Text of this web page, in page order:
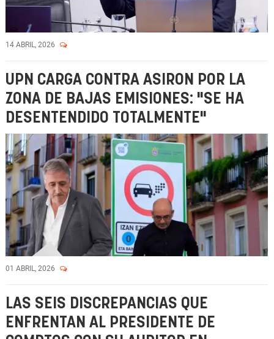
14 ABRIL, 2026
UPN CARGA CONTRA ASIRON POR LA
ZONA DE BAJAS EMISIONES: "SE HA
DESENTENDIDO TOTALMENTE"
01 ABRIL, 2026
LAS SEIS DISCREPANCIAS QUE
ENFRENTAN AL PRESIDENTE DE